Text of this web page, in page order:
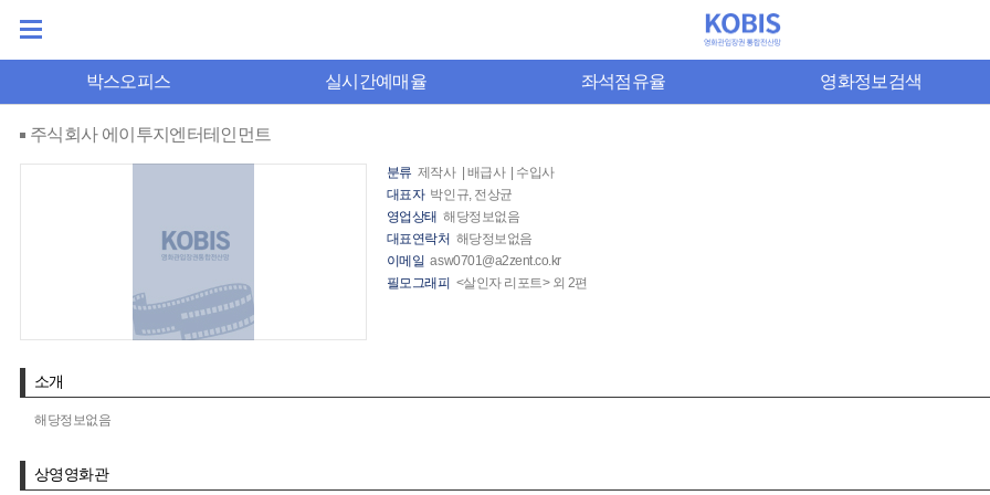
박스오피스 실시간예매율 좌석점유율 영화정보검색
주식회사 에이투지엔터테인먼트
분류 제작사 | 배급사 | 수입사
대표자 박인규, 전상균
영업상태 해당정보없음
대표연락처 해당정보없음
이메일 asw0701@a2zent.co.kr
필모그래피 <살인자 리포트> 외 2편
소개
해당정보없음
상영영화관